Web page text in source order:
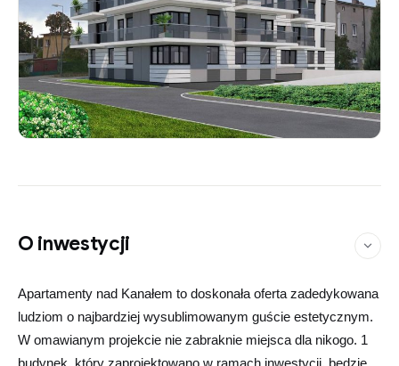
O inwestycji
Apartamenty nad Kanałem to doskonała oferta zadedykowana
ludziom o najbardziej wysublimowanym guście estetycznym.
W omawianym projekcie nie zabraknie miejsca dla nikogo. 1